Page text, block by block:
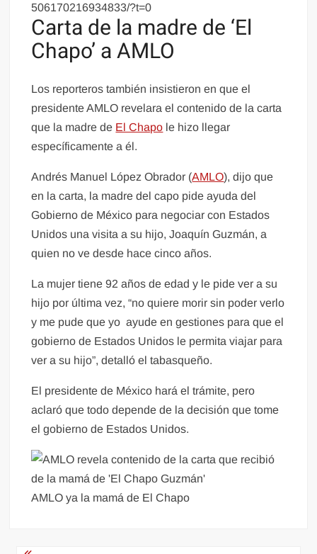
506170216934833/?t=0
Carta de la madre de ‘El
Chapo’ a AMLO
Los reporteros también insistieron en que el
presidente AMLO revelara el contenido de la carta
que la madre de El Chapo le hizo llegar
específicamente a él.
Andrés Manuel López Obrador (AMLO), dijo que
en la carta, la madre del capo pide ayuda del
Gobierno de México para negociar con Estados
Unidos una visita a su hijo, Joaquín Guzmán, a
quien no ve desde hace cinco años.
La mujer tiene 92 años de edad y le pide ver a su
hijo por última vez, “no quiere morir sin poder verlo
y me pude que yo ayude en gestiones para que el
gobierno de Estados Unidos le permita viajar para
ver a su hijo”, detalló el tabasqueño.
El presidente de México hará el trámite, pero
aclaró que todo depende de la decisión que tome
el gobierno de Estados Unidos.
AMLO ya la mamá de El Chapo